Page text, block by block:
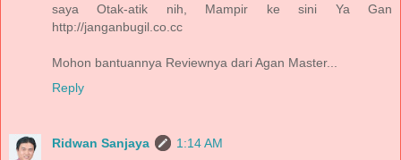
saya Otak-atik nih, Mampir ke sini Ya Gan
http://janganbugil.co.cc
Mohon bantuannya Reviewnya dari Agan Master...
Reply
Ridwan Sanjaya
1:14 AM